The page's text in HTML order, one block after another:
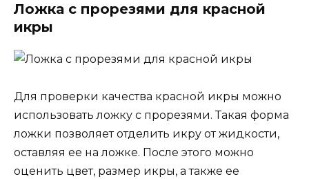
Ложка с прорезями для красной
икры
Для проверки качества красной икры можно
использовать ложку с прорезями. Такая форма
ложки позволяет отделить икру от жидкости,
оставляя ее на ложке. После этого можно
оценить цвет, размер икры, а также ее